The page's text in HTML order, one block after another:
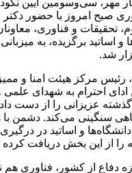
صبح امروز با حضور
تحقیقات و فناوری، معاونان
اساتید برگزیده، به
شد.
مرکز هیئت امنا و
احترام به شهدای علمی
عزیزانی را از دست
سنگینی می‌کند. دشمن با
و اساتید در
را از این بخش دریافت
دفاع از کشور، فناوری